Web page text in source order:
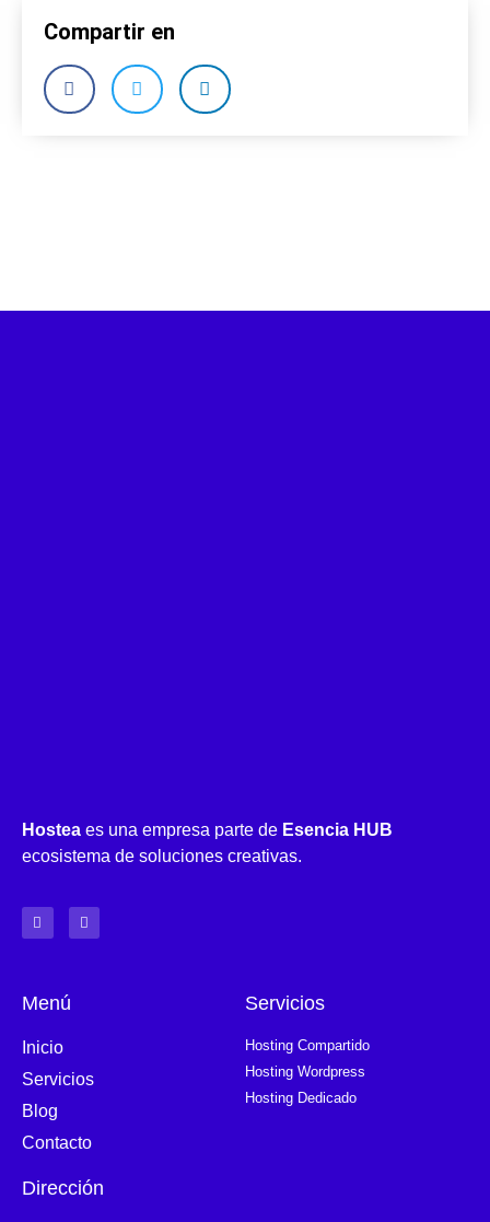
Compartir en
Hostea es una empresa parte de Esencia HUB
ecosistema de soluciones creativas.
Menú
Inicio
Servicios
Blog
Contacto
Servicios
Hosting Compartido
Hosting Wordpress
Hosting Dedicado
Dirección